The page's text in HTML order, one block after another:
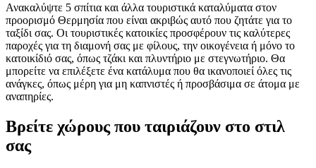
Ανακαλύψτε 5 σπίτια και άλλα τουριστικά καταλύματα στον
προορισμό Θερμησία που είναι ακριβώς αυτό που ζητάτε για το
ταξίδι σας. Οι τουριστικές κατοικίες προσφέρουν τις καλύτερες
παροχές για τη διαμονή σας με φίλους, την οικογένεια ή μόνο το
κατοικίδιό σας, όπως τζάκι και πλυντήριο με στεγνωτήριο. Θα
μπορείτε να επιλέξετε ένα κατάλυμα που θα ικανοποιεί όλες τις
ανάγκες, όπως μέρη για μη καπνιστές ή προσβάσιμα σε άτομα με
αναπηρίες.
Βρείτε χώρους που ταιριάζουν στο στιλ
σας